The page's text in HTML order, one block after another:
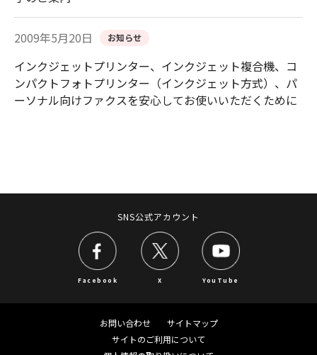
2009年5月20日 お知らせ
インクジェットプリンター、インクジェット複合機、コ
ンパクトフォトプリンター（インクジェット方式）、パ
ーソナル向けファクスを安心してお使いいただくために
SNS公式アカウント
Facebook X YouTube
お問い合わせ
サイトマップ
サイトのご利用について